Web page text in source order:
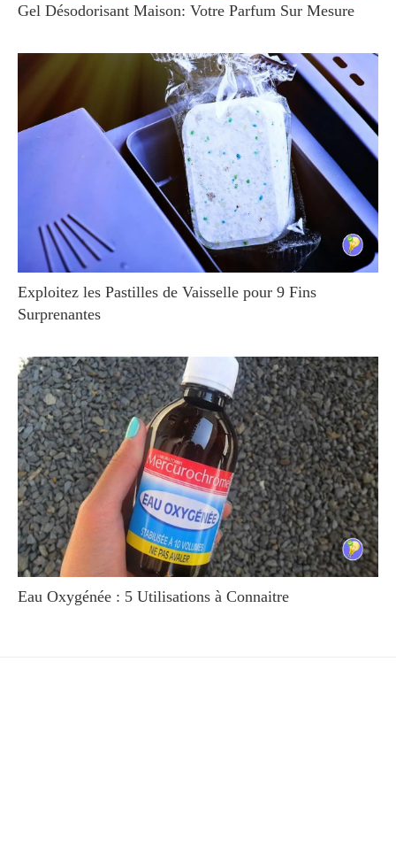
Gel Désodorisant Maison: Votre Parfum Sur Mesure
Exploitez les Pastilles de Vaisselle pour 9 Fins
Surprenantes
Eau Oxygénée : 5 Utilisations à Connaitre